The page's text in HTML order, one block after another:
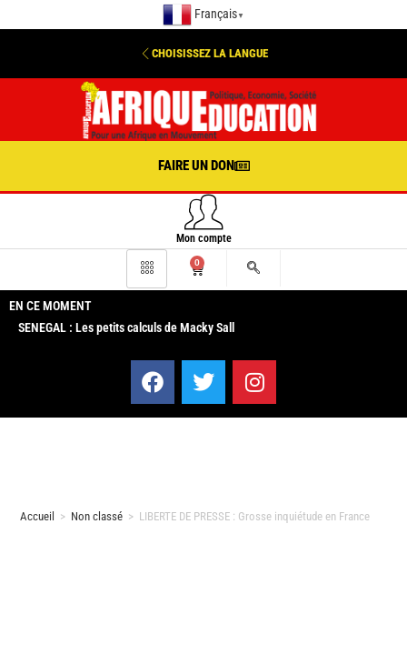
Français ▼
CHOISISSEZ LA LANGUE
FAIRE UN DON
Mon compte
0
EN CE MOMENT
SENEGAL : Les petits calculs de Macky Sall
Accueil > Non classé > LIBERTE DE PRESSE : Grosse inquiétude en France